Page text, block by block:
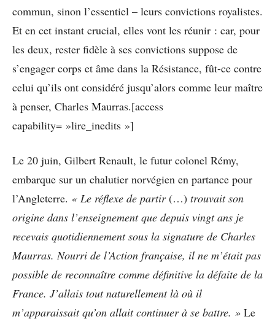
commun, sinon l’essentiel – leurs convictions royalistes.
Et en cet instant crucial, elles vont les réunir : car, pour
les deux, rester fidèle à ses convictions suppose de
s’engager corps et âme dans la Résistance, fût-ce contre
celui qu’ils ont considéré jusqu’alors comme leur maître
à penser, Charles Maurras.[access
capability= »lire_inedits »]
Le 20 juin, Gilbert Renault, le futur colonel Rémy,
embarque sur un chalutier norvégien en partance pour
l’Angleterre. « Le réflexe de partir(…) trouvait son
origine dans l’enseignement que depuis vingt ans je
recevais quotidiennement sous la signature de Charles
Maurras. Nourri de l’Action française, il ne m’était pas
possible de reconnaître comme définitive la défaite de la
France. J’allais tout naturellement là où il
m’apparaissait qu’on allait continuer à se battre. » Le